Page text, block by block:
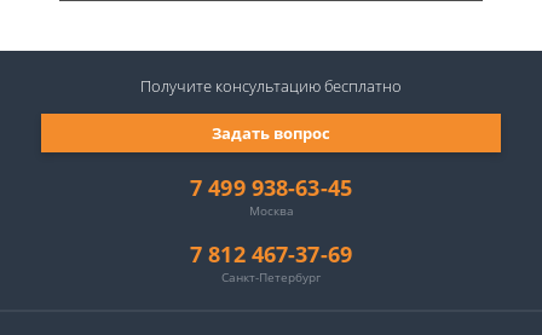
7 499 938-63-45
Москва
7 812 467-37-69
Санкт-Петербург
Задать вопрос
Получите консультациюбесплатно